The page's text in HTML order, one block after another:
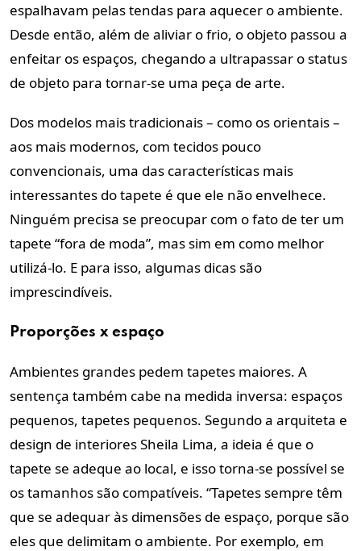
espalhavam pelas tendas para aquecer o ambiente.
Desde então, além de aliviar o frio, o objeto passou a
enfeitar os espaços, chegando a ultrapassar o status
de objeto para tornar-se uma peça de arte.
Dos modelos mais tradicionais – como os orientais –
aos mais modernos, com tecidos pouco
convencionais, uma das características mais
interessantes do tapete é que ele não envelhece.
Ninguém precisa se preocupar com o fato de ter um
tapete “fora de moda”, mas sim em como melhor
utilizá-lo. E para isso, algumas dicas são
imprescindíveis.
Proporções x espaço
Ambientes grandes pedem tapetes maiores. A
sentença também cabe na medida inversa: espaços
pequenos, tapetes pequenos. Segundo a arquiteta e
design de interiores Sheila Lima, a ideia é que o
tapete se adeque ao local, e isso torna-se possível se
os tamanhos são compatíveis. “Tapetes sempre têm
que se adequar às dimensões de espaço, porque são
eles que delimitam o ambiente. Por exemplo, em